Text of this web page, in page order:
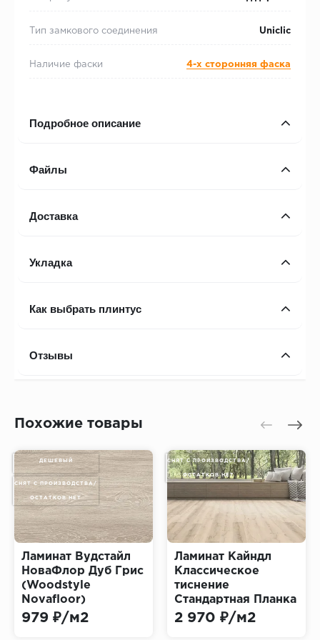
Тип замкового соединения Uniclic
Наличие фаски 4-х сторонняя фаска
Подробное описание
Файлы
Доставка
Укладка
Как выбрать плинтус
Отзывы
Похожие товары
ДЕШЕВЫЙ
СНЯТ С ПРОИЗВОДСТВА/
ОСТАТКОВ НЕТ
Ламинат Вудстайл
НоваФлор Дуб Грис
(Woodstyle
Novafloor)
979 ₽/м2
СНЯТ С ПРОИЗВОДСТВА/
ОСТАТКОВ НЕТ
Ламинат Кайндл
Классическое
тиснение
Стандартная Планка
Дуб Плейн (Kaindl
2 970 ₽/м2